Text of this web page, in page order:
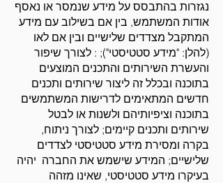
נגזרות בהתבסס על מידע שנמסר או נאסף
אודות המשתמש, בין אם בשילוב עם מידע
המתקבל מצדדים שלישיים ובין אם לאו
(להלן: "מידע סטטיסטי"); : לצורך שיפור
והעשרת השירותים והתכנים המוצעים
בתוכנה ובכלל זה ליצור שירותים ותכנים
חדשים המתאימים לדרישות המשתמשים
בתוכנה וציפיותיהם ולשנות או לבטל
שירותים ותכנים קיימים; לצורך ניתוח,
בקרה ומסירת מידע סטטיסטי לצדדים
שלישיים; המידע שישמש את החברה יהיה
בעיקרו מידע סטטיסטי, שאינו מזהה